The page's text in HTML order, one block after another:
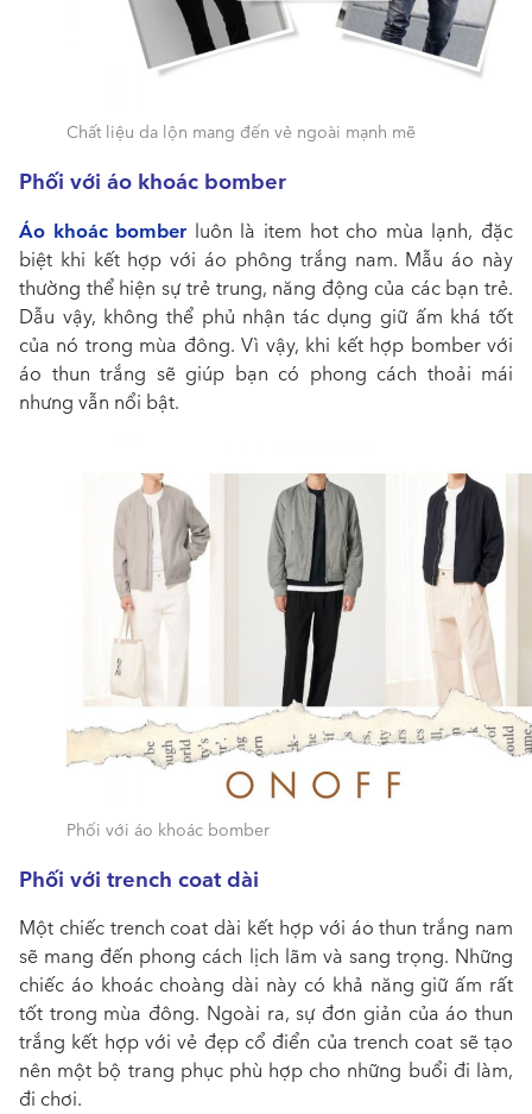
Chất liệu da lộn mang đến vẻ ngoài mạnh mẽ
Phối với áo khoác bomber
Áo khoác bomber luôn là item hot cho mùa lạnh, đặc
biệt khi kết hợp với áo phông trắng nam. Mẫu áo này
thường thể hiện sự trẻ trung, năng động của các bạn trẻ.
Dẫu vậy, không thể phủ nhận tác dụng giữ ấm khá tốt
của nó trong mùa đông. Vì vậy, khi kết hợp bomber với
áo thun trắng sẽ giúp bạn có phong cách thoải mái
nhưng vẫn nổi bật.
Phối với áo khoác bomber
Phối với trench coat dài
Một chiếc trench coat dài kết hợp với áo thun trắng nam
sẽ mang đến phong cách lịch lãm và sang trọng. Những
chiếc áo khoác choàng dài này có khả năng giữ ấm rất
tốt trong mùa đông. Ngoài ra, sự đơn giản của áo thun
trắng kết hợp với vẻ đẹp cổ điển của trench coat sẽ tạo
nên một bộ trang phục phù hợp cho những buổi đi làm,
đi chơi.